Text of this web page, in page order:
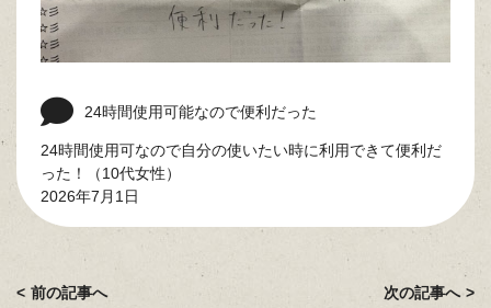
24時間使用可能なので便利だった
24時間使用可なので自分の使いたい時に利用できて便利だ
った！（10代女性）
2026年7月1日
前の記事へ 次の記事へ